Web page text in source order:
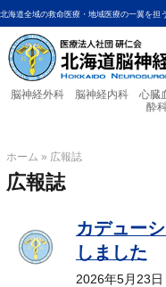
北海道全域の救命医療・地域医療の一翼を担
脳神経外科 脳神経内科 心臓
酔
ホーム » 広報誌
広報誌
カデュー
しました
2026年5月23日